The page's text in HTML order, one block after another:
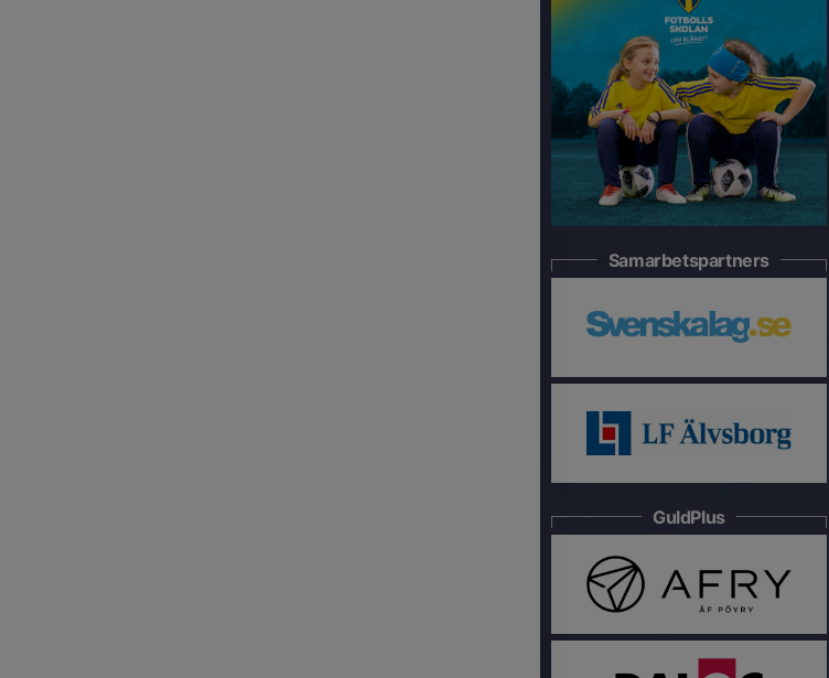
Samarbetspartners
GuldPlus